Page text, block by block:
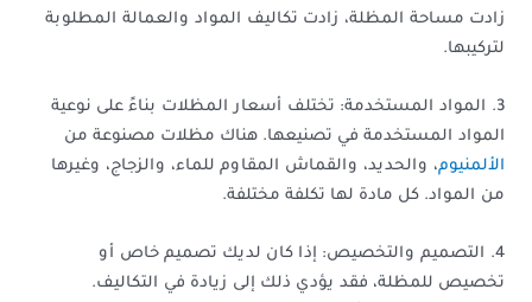
زادت مساحة المظلة، زادت تكاليف المواد والعمالة المطلوبة
لتركيبها.
3. المواد المستخدمة: تختلف أسعار المظلات بناءً على نوعية
المواد المستخدمة في تصنيعها. هناك مظلات مصنوعة من
الألمنيوم، والحديد، والقماش المقاوم للماء، والزجاج، وغيرها
من المواد. كل مادة لها تكلفة مختلفة.
4. التصميم والتخصيص: إذا كان لديك تصميم خاص أو
تخصيص للمظلة، فقد يؤدي ذلك إلى زيادة في التكاليف.